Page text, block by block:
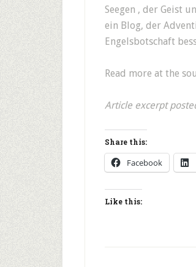
Seegen , der Geist
ein Blog, der
Engelsbotschaft
Read more at the
Article excerpt
Share this:
Facebook
Like this: